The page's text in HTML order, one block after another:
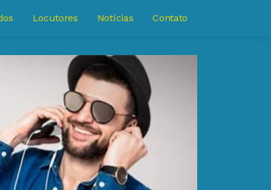
Locutores Notícias Contato